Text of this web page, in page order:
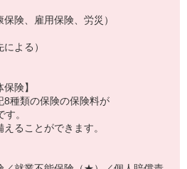
険、雇用保険、労災）
よる）
険】
8種類の保険の保険料が
。
ることができます。